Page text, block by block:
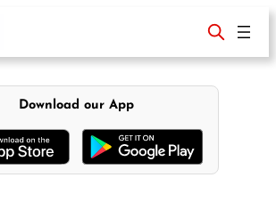
Download our App